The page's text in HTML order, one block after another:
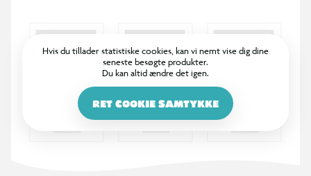
Hvis du tillader statistiske cookies, kan vi nemt vise dig dine
seneste besøgte produkter.
Du kan altid ændre det igen.
RET COOKIE SAMTYKKE